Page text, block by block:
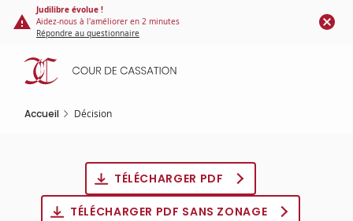
Panneau de gestion des cookies
contenu
principal
Judilibre évolue !
Aidez-nous à l'améliorer en 2 minutes
Répondre au questionnaire
Accueil Décision
TÉLÉCHARGER PDF
TÉLÉCHARGER PDF SANS ZONAGE